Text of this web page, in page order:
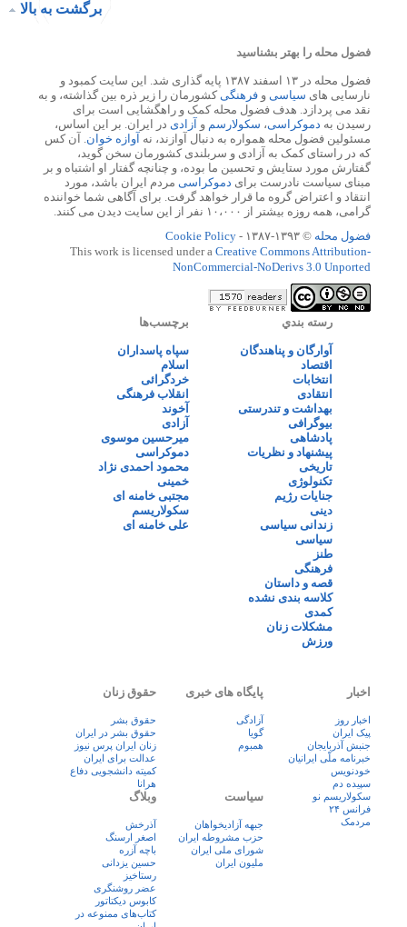
برگشت به بالا
فضول محله را بهتر بشناسید
فضول محله در ۱۳ اسفند ۱۳۸۷ پایه گذاری شد. این سایت کمبود و
نارسایی های سیاسی و فرهنگیکشورمان را زیر ذره بین گذاشته، و به
نقد می پردازد. هدف فضول محله کمک و راهگشایی است برای
رسیدن به دموکراسی، سکولارسم و آزادی در ایران. بر این اساس،
مسئولین فضول محله همواره به دنبال آوازند، نه آوازه خوان. آن کس
که در راستای کمک به آزادی و سربلندی کشورمان سخن گوید،
گفتارش مورد ستایش و تحسین ما بوده، و چنانچه گفتار او اشتباه و بر
مبنای سیاست نادرست برای دموکراسی مردم ایران باشد، مورد
انتقاد و اعتراض گروه ما قرار خواهد گرفت. برای آگاهی شما خواننده
گرامی، همه روزه بیشتر از ۱۰،۰۰۰ نفر از این سایت دیدن می کنند.
فضول محله © ۱۳۹۳-۱۳۸۷ -
Cookie Policy
This work is licensed under a Creative Commons Attribution-
NonCommercial-NoDerivs 3.0 Unported
رسته بندي
آوارگان و پناهندگان
اقتصاد
انتخابات
انتقادی
بهداشت و تندرستی
بیوگرافی
پادشاهی
پیشنهاد و نظریات
تاریخی
تکنولوژی
جنایات رژیم
دینی
زندانی سیاسی
سیاسی
طنز
فرهنگی
قصه و داستان
کلاسه بندی نشده
کمدی
مشکلات زنان
ورزش
برچسب‌ها
سپاه پاسداران
اسلام
خردگرائی
انقلاب فرهنگی
آخوند
آزادی
میرحسین موسوی
دموکراسی
محمود احمدی نژاد
خمینی
مجتبی خامنه ای
سکولاریسم
علی خامنه ای
اخبار
اخبار روز
پيک ايران
جنبش آذربایجان
خبرنامه ملّی ایرانیان
خودنویس
سپیده دم
سکولاریسم نو
فرانس ۲۴
مردمک
پایگاه های خبری
آزادگی
گویا
همبوم
حقوق زنان
حقوق بشر
حقوق بشر در ایران
زنان ايران پرس نيوز
عدالت برای ایران
کمیته دانشجویی دفاع
هرانا
سیاست
جبهه آزادیخواهان
حزب مشروطه ایران
شورای ملی ایران
ملیون ایران
وبلاگ
آذرخش
اصغر ارسنگ
باچه آزره
حسین یزدانی
رستاخیز
عضر روشنگری
کابوس دیکتاتور
کتاب‌های ممنوعه در